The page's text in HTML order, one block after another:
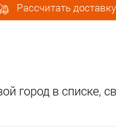
Рассчитать доставку
город в списке,